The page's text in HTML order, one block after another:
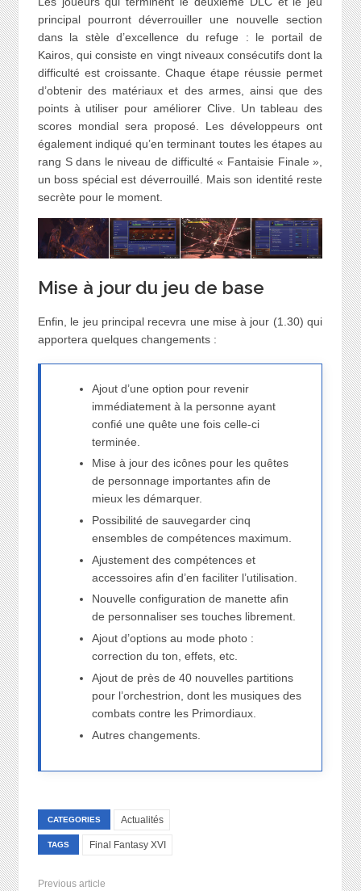
principal pourront déverrouiller une nouvelle section
dans la stèle d’excellence du refuge : le portail de
Kairos, qui consiste en vingt niveaux consécutifs dont la
difficulté est croissante. Chaque étape réussie permet
d’obtenir des matériaux et des armes, ainsi que des
points à utiliser pour améliorer Clive. Un tableau des
scores mondial sera proposé. Les développeurs ont
également indiqué qu’en terminant toutes les étapes au
rang S dans le niveau de difficulté « Fantaisie Finale »,
un boss spécial est déverrouillé. Mais son identité reste
secrète pour le moment.
Mise à jour du jeu de base
Enfin, le jeu principal recevra une mise à jour (1.30) qui
apportera quelques changements :
Ajout d’une option pour revenir
immédiatement à la personne ayant
confié une quête une fois celle-ci
terminée.
Mise à jour des icônes pour les quêtes
de personnage importantes afin de
mieux les démarquer.
Possibilité de sauvegarder cinq
ensembles de compétences maximum.
Ajustement des compétences et
accessoires afin d’en faciliter l’utilisation.
Nouvelle configuration de manette afin
de personnaliser ses touches librement.
Ajout d’options au mode photo :
correction du ton, effets, etc.
Ajout de près de 40 nouvelles partitions
pour l’orchestrion, dont les musiques des
combats contre les Primordiaux.
Autres changements.
CATEGORIES Actualités
TAGS Final Fantasy XVI
Previous article